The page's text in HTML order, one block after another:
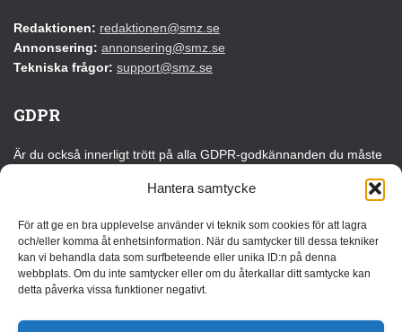
Hantera samtycke
För att ge en bra upplevelse använder vi teknik som cookies för att lagra
och/eller komma åt enhetsinformation. När du samtycker till dessa tekniker
kan vi behandla data som surfbeteende eller unika ID:n på denna
webbplats. Om du inte samtycker eller om du återkallar ditt samtycke kan
detta påverka vissa funktioner negativt.
Redaktionen: redaktionen@smz.se
Annonsering: annonsering@smz.se
Tekniska frågor: support@smz.se
GDPR
Är du också innerligt trött på alla GDPR-godkännanden du måste
Läs vår GDPR-information
Annonsera
Vi erbjuder flera olika annonslösningar som kan anpassas efter